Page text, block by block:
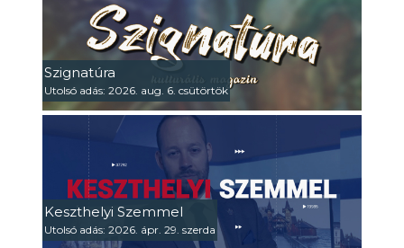
Szignatúra
Utolsó adás: 2026. aug. 6. csütörtök
Keszthelyi Szemmel
Utolsó adás: 2026. ápr. 29. szerda